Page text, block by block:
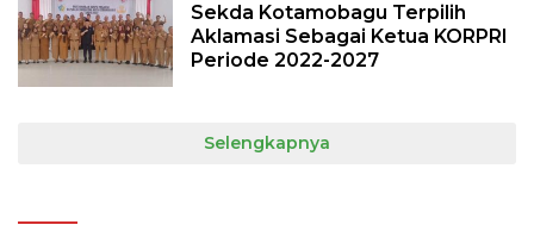
Sekda Kotamobagu Terpilih
Aklamasi Sebagai Ketua KORPRI
Periode 2022-2027
Selengkapnya